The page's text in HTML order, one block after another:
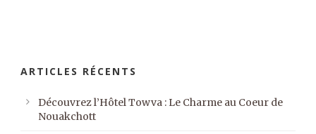
ARTICLES RÉCENTS
Découvrez l’Hôtel Towva : Le Charme au Coeur de
Nouakchott